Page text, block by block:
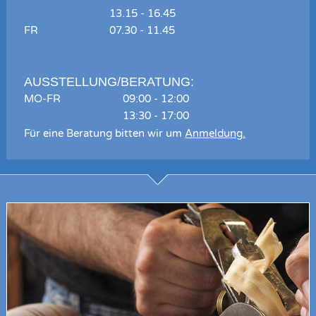
13.15 - 16.45
FR
07.30 - 11.45
AUSSTELLUNG/BERATUNG:
MO-FR
09:00 - 12:00
13:30 - 17:00
Für eine Beratung bitten wir um Anmeldung.